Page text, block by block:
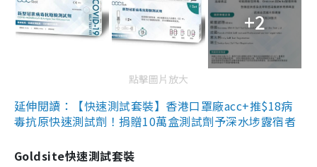
+2
點擊圖片放大
延伸閱讀：【快速測試套裝】香港口罩廠acc+推$18病
毒抗原快速測試劑！捐贈10萬盒測試劑予深水埗露宿者
Goldsite快速測試套裝